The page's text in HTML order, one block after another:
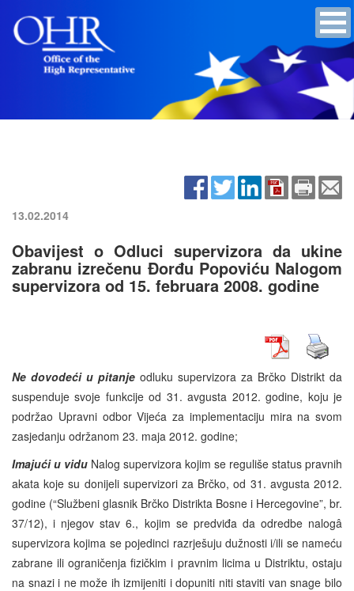
13.02.2014
Obavijest o Odluci supervizora da ukine
zabranu izrečenu Đorđu Popoviću Nalogom
supervizora od 15. februara 2008. godine
Ne dovodeći u pitanje odluku supervizora za Brčko Distrikt da
suspenduje svoje funkcije od 31. avgusta 2012. godine, koju je
podržao Upravni odbor Vijeća za implementaciju mira na svom
zasjedanju održanom 23. maja 2012. godine;
Imajući u vidu Nalog supervizora kojim se reguliše status pravnih
akata koje su donijeli supervizori za Brčko, od 31. avgusta 2012.
godine (“Službeni glasnik Brčko Distrikta Bosne i Hercegovine”, br.
37/12), i njegov stav 6., kojim se predviđa da odredbe nalogâ
supervizora kojima se pojedinci razrješuju dužnosti i/ili se nameću
zabrane ili ograničenja fizičkim i pravnim licima u Distriktu, ostaju
na snazi i ne može ih izmijeniti i dopuniti niti staviti van snage bilo